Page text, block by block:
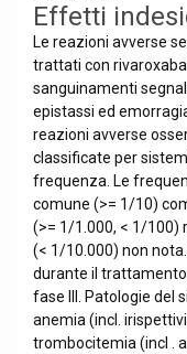
Effetti
Le reazioni avverse
trattati con
sanguinamenti
epistassi ed
reazioni avverse
classificate per
frequenza. Le
comune (>= 1/10)
(>= 1/1.000, < 1/100)
(< 1/10.000) non
durante il
fase III. Patologie del
anemia (incl.
trombocitemia (incl .